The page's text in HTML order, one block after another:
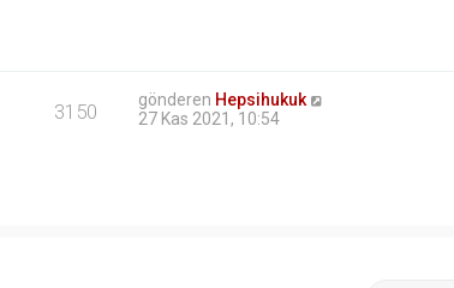
3150 gönderen Hepsihukuk
27 Kas 2021, 10:54